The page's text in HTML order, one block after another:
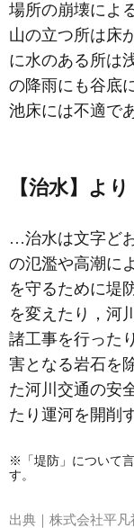
場所の崩壊によ
山の立つ所は床
に水のある所は
の降雨にも谷底
池床には不適で
【治水】より
…治水は文字ど
の氾濫や高潮に
を守るために堤
を変えたり，河
諸工事を行った
害となる岩石を
た河川交通の安
たり運河を開削
※「堤防」について
す。
出典｜ 株式会社平凡